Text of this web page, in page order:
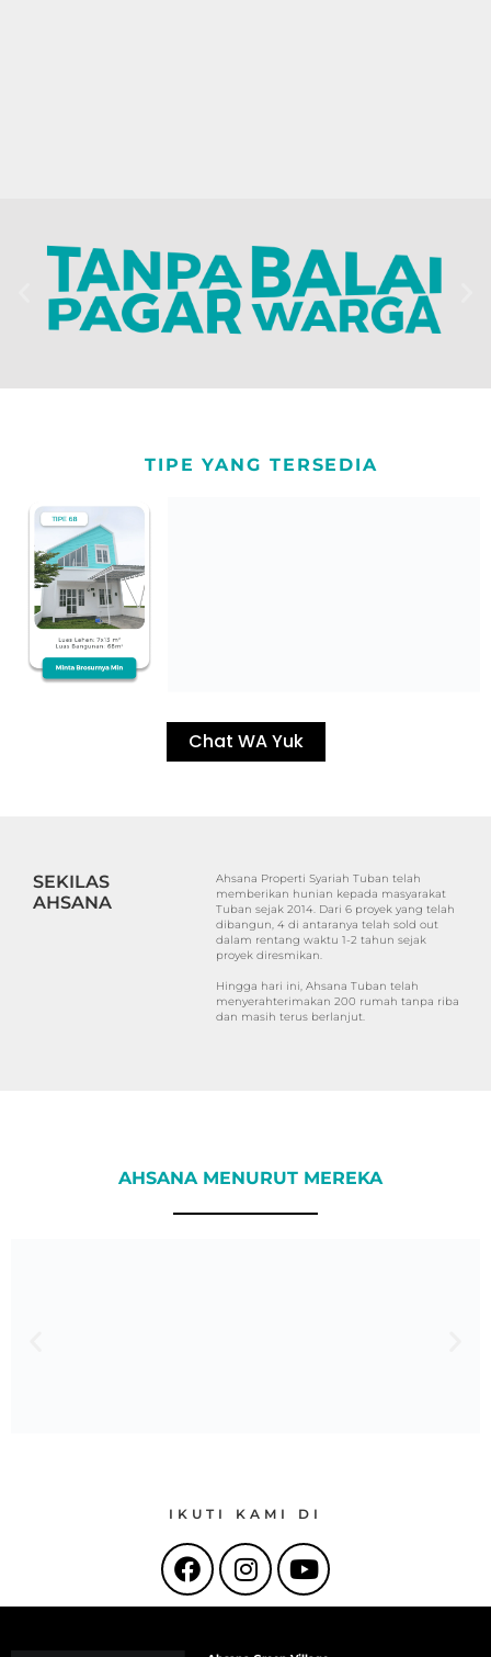
TIPE YANG TERSEDIA
Chat WA Yuk
SEKILAS
AHSANA
Ahsana Properti Syariah Tuban telah
memberikan hunian kepada masyarakat
Tuban sejak 2014. Dari 6 proyek yang telah
dibangun, 4 di antaranya telah sold out
dalam rentang waktu 1-2 tahun sejak
proyek diresmikan.
Hingga hari ini, Ahsana Tuban telah
menyerahterimakan 200 rumah tanpa riba
dan masih terus berlanjut.
AHSANA MENURUT MEREKA
IKUTI KAMI DI